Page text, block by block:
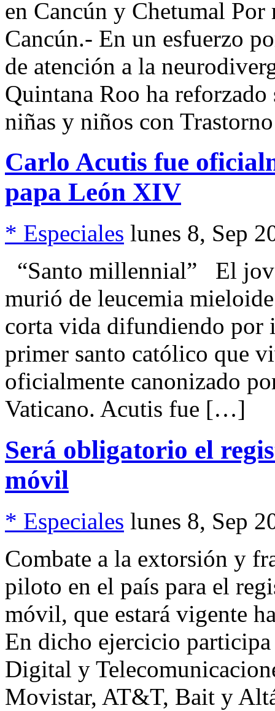
en Cancún y Chetumal
Cancún.- En un esfuerzo
de atención a la
Quintana Roo ha reforzado
niñas y niños con
Carlo Acutis fue
papa León XIV
* Especiales lunes 8, Sep
“Santo millennial” El
murió de leucemia
corta vida difundiendo por
primer santo católico que
oficialmente canonizado
Vaticano. Acutis fue […]
Será obligatorio el
móvil
* Especiales lunes 8, Sep
Combate a la extorsión y
piloto en el país para el
móvil, que estará vigente
En dicho ejercicio
Digital y
Movistar, AT&T, Bait y